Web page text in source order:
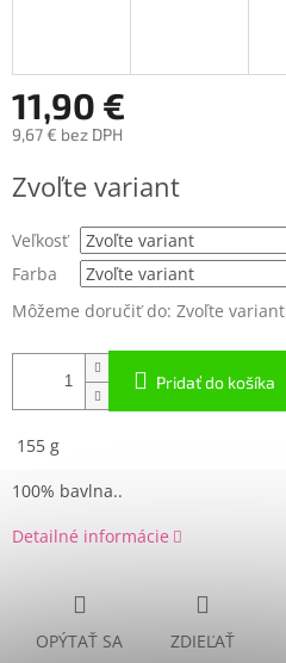
11,90 €
9,67 € bez DPH
cena:
Zvoľte variant
Veľkosť
Farba
Môžeme doručiť do: Zvoľte variant
Pridať do košíka
155 g
100% bavlna..
Detailné informácie
OPÝTAŤ SA ZDIEĽAŤ